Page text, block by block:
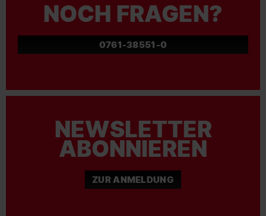
NOCH FRAGEN?
0761-38551-0
NEWSLETTER
ABONNIEREN
ZUR ANMELDUNG